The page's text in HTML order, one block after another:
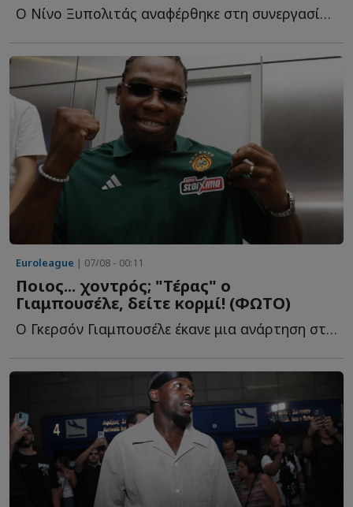
Ο Νίνο Ξυπολιτάς αναφέρθηκε στη συνεργασία του με τον Δ...
Euroleague | 07/08 - 00:11
Ποιος... χοντρός; "Τέρας" ο
Γιαμπουσέλε, δείτε κορμί! (ΦΩΤΟ)
Ο Γκερσόν Γιαμπουσέλε έκανε μια ανάρτηση στα social media, κ...